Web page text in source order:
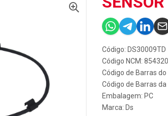
Código: DS30009TD
Código NCM:
Código de Barras
Código de Barras
Embalagem: PC
Marca: Ds